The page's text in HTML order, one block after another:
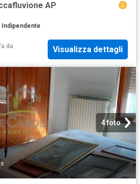
AP
Indipendente
da
Visualizza dettagli
4 foto